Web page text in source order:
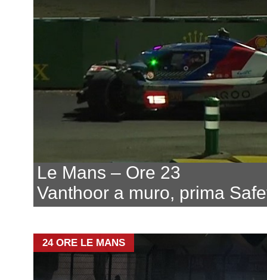
Le Mans – Ore 23
Vanthoor a muro, prima
24 ORE LE MANS